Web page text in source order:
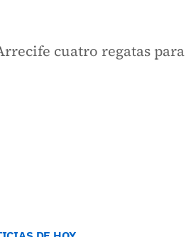
cuatro regatas para